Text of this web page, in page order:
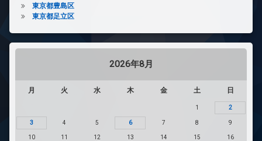
東京都豊島区
東京都足立区
2026年8月
月 火 水 木 金 土 日
1 2
3 4 5 6 7 8 9
10 11 12 13 14 15 16